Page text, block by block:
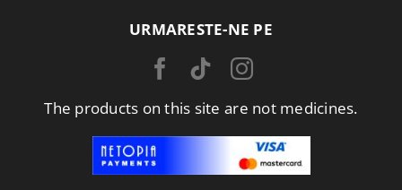
URMARESTE-NE PE
The products on this site are not medicines.